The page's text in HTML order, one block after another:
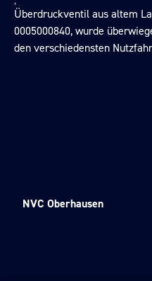
Überdruckventil aus altem
0005000840, wurde
den verschiedensten
NVC Oberhausen